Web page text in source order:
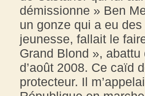
démissionne » Ben
un gonze qui a eu
jeunesse, fallait le
Grand Blond »,
d’août 2008. Ce caïd
protecteur. Il